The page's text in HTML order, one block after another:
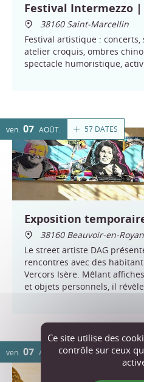
Festival Intermezzo
38160 Saint-Marcellin
Festival artistique : concerts,
atelier croquis, ombres
spectacle humoristique,
57 DATES
ven. 07 AOÛT
Exposition
38160 Beauvoir-en-
Le street artiste DAG
rencontres avec des
Vercors Isère. Mêlant
et objets personnels, il
2 DATES
ven. 07 AOÛT
Ce site utilise des
contrôle sur ceux